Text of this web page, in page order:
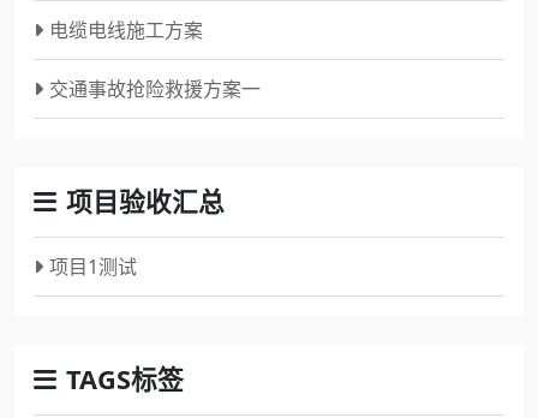
电缆电线施工方案
交通事故抢险救援方案一
项目验收汇总
项目1测试
TAGS标签